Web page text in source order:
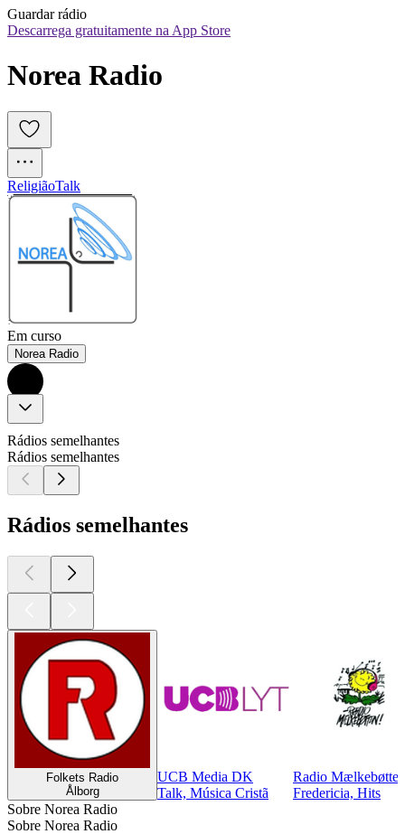
Guardar rádio
Descarrega gratuitamente na App Store
Norea Radio
ReligiãoTalk
Em curso
Norea Radio
Rádios semelhantes
Rádios semelhantes
Rádios semelhantes
Folkets Radio
Ålborg
UCB Media DK
Talk, Música Cristã
Radio Mælkebøtten
Fredericia, Hits
Sobre Norea Radio
Sobre Norea Radio